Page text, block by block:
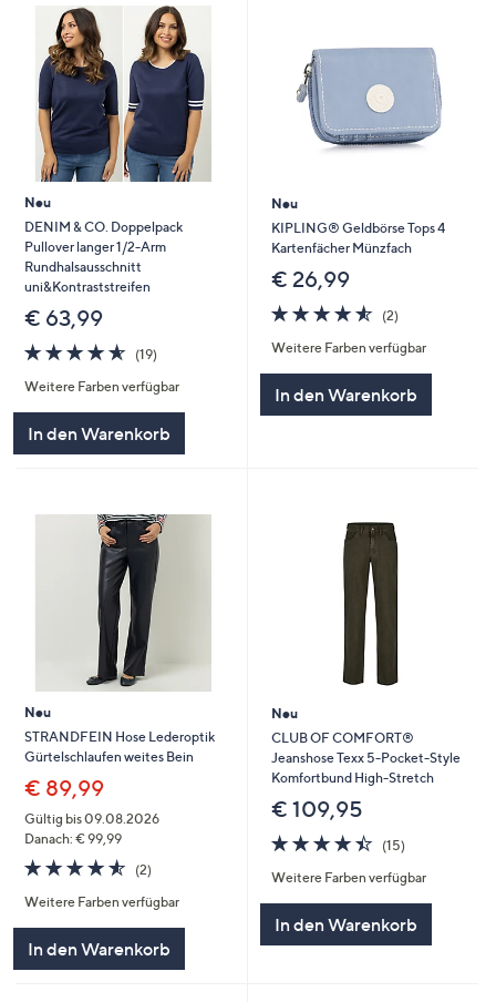
Neu
DENIM & CO. Doppelpack
Pullover langer 1/2-Arm
Rundhalsausschnitt
uni&Kontraststreifen
€ 63,99
4.5
von
5
(19)19
Weitere Farben verfügbar
In den Warenkorb
Neu
KIPLING® Geldbörse Tops 4
Kartenfächer Münzfach
€ 26,99
4.5
von
5
(2)2
Weitere Farben verfügbar
In den Warenkorb
Neu
STRANDFEIN Hose Lederoptik
Gürtelschlaufen weites Bein
€ 89,99
Gültig bis 09.08.2026
Danach: € 99,99
4.5
von
5
(2)
Weitere Farben verfügbar
In den Warenkorb
Neu
CLUB OF COMFORT®
Jeanshose Texx 5-Pocket-Style
Komfortbund High-Stretch
€ 109,95
4.4
von
5
(15)
Weitere Farben verfügbar
In den Warenkorb